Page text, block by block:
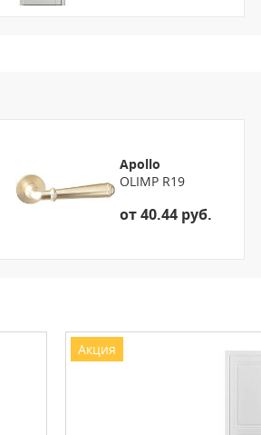
Apollo
OLIMP R19
от 40.44 руб.
Акция